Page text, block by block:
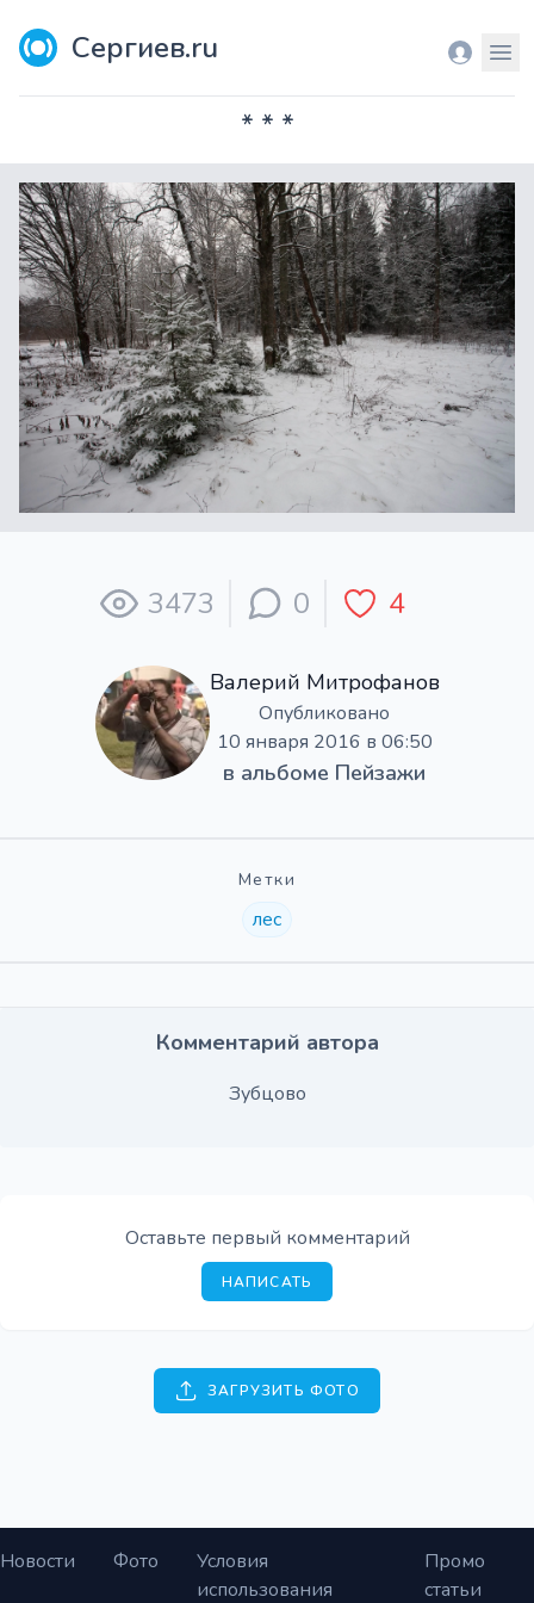
Сергиев.ru Вход
* * *
3473 0 4
Валерий Митрофанов
Опубликовано
10 января 2016 в 06:50
в альбоме Пейзажи
Метки
лес
Комментарий автора
Зубцово
Оставьте первый комментарий
НАПИСАТЬ
ЗАГРУЗИТЬ ФОТО
Новости Фото
Условия
использования
Промо
статьи